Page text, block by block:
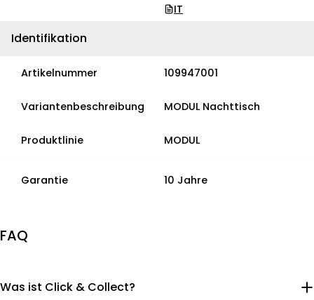
IT
Identifikation
Artikelnummer 109947001
Variantenbeschreibung MODUL Nachttisch
Produktlinie MODUL
Garantie 10 Jahre
FAQ
Was ist Click & Collect?